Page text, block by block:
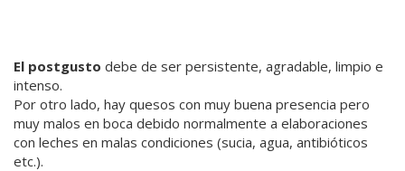
El postgusto debe de ser persistente, agradable, limpio e
intenso.
Por otro lado, hay quesos con muy buena presencia pero
muy malos en boca debido normalmente a elaboraciones
con leches en malas condiciones (sucia, agua, antibióticos
etc.).